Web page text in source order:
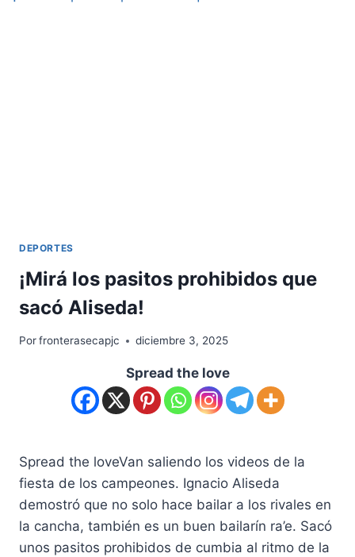
DEPORTES
¡Mirá los pasitos prohibidos que
sacó Aliseda!
Porfronterasecapjc diciembre 3, 2025
Spread the love
Spread the loveVan saliendo los videos de la
fiesta de los campeones. Ignacio Aliseda
demostró que no solo hace bailar a los rivales en
la cancha, también es un buen bailarín ra’e. Sacó
unos pasitos prohibidos de cumbia al ritmo de la